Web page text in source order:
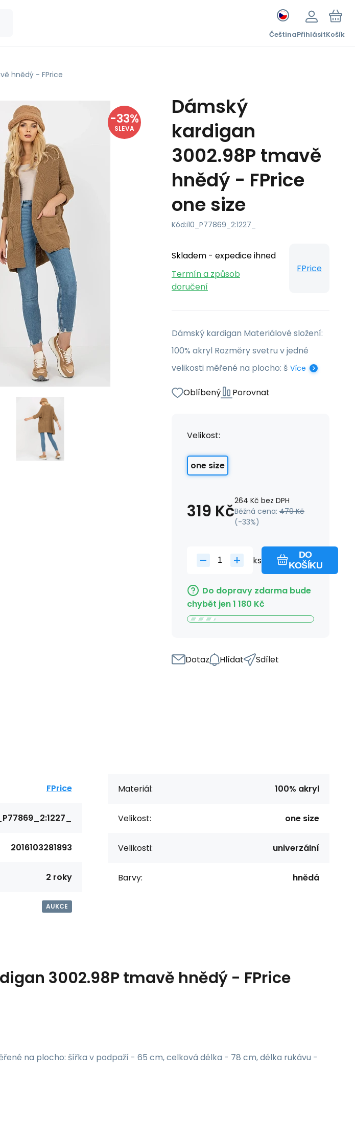
ČeštinaPřihlásitKošík
hnědý - FPrice
-33%
SLEVA
Dámský
kardigan
3002.98P tmavě
hnědý - FPrice
one size
Kód:i10_P77869_2:1227_
Skladem - expedice ihned
Termín a způsob
doručení
FPrice
Dámský kardigan Materiálové složení:
100% akryl Rozměry svetru v jedné
velikosti měřené na plocho: š Více
Oblíbený Porovnat
Velikost:
one size
319 Kč264 Kč bez DPH
Běžná cena: 479 Kč
(-33%)
ks
DO
KOŠÍKU
Do dopravy zdarma bude
chybět jen1 180 Kč
Dotaz Hlídat Sdílet
FPrice
2016103281893
2 roky
AUKCE
Materiál: 100% akryl
Velikost: one size
Velikosti: univerzální
Barvy: hnědá
3002.98P tmavě hnědý - FPrice
na plocho: šířka v podpaží - 65 cm, celková délka - 78 cm, délka rukávu -